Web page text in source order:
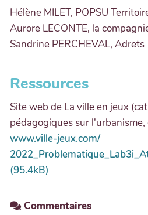
Hélène MILET, POPSU
Aurore LECONTE, la
Sandrine PERCHEVAL, Adrets
Ressources
Site web de La ville en jeux
pédagogiques sur
www.ville-jeux.com/
(95.4kB)
Commentaires